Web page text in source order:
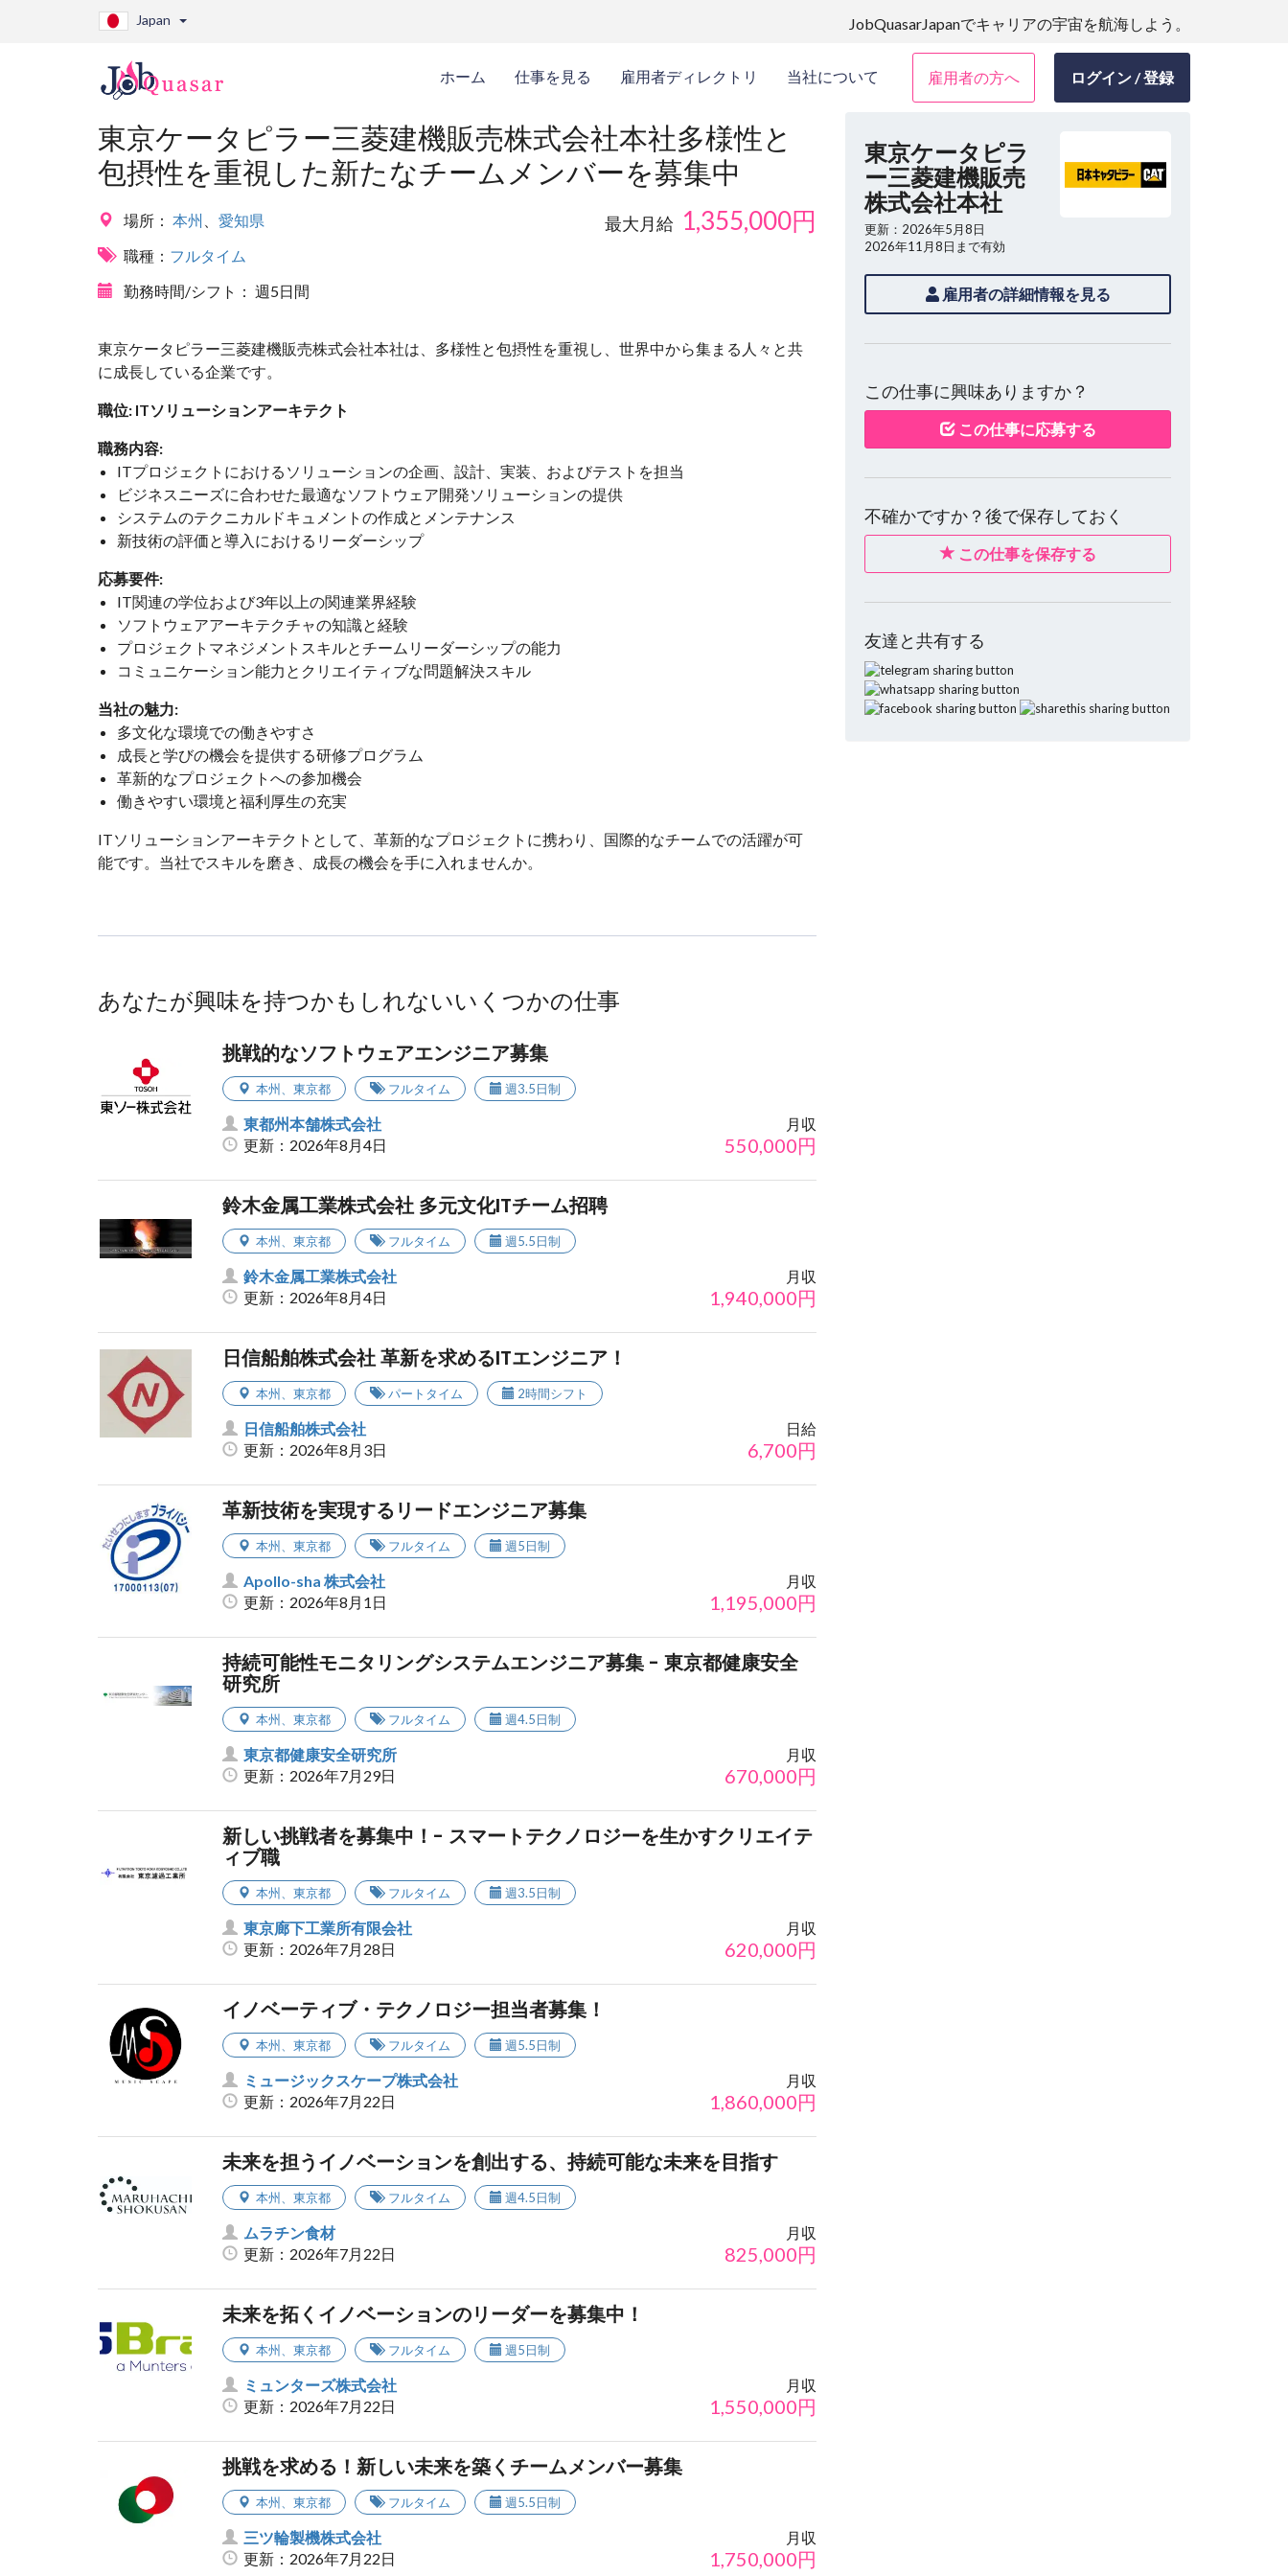
Japan JobQuasarJapanでキャリアの宇宙を航海しよう。
ホーム 仕事を見る 雇用者ディレクトリ 当社について 雇用者の方へ ログイン / 登録
東京ケータピラー三菱建機販売株式会社本社多様性と
包摂性を重視した新たなチームメンバーを募集中
場所： 本州
愛知県
職種： フルタイム
勤務時間/シフト： 週5日間
最大月給 1,355,000円
東京ケータピラー三菱建機販売株式会社本社は、多様性と包摂性を重視し、世界中から集まる人々と共
に成長している企業です。
職位: ITソリューションアーキテクト
職務内容:
ITプロジェクトにおけるソリューションの企画、設計、実装、およびテストを担当
ビジネスニーズに合わせた最適なソフトウェア開発ソリューションの提供
システムのテクニカルドキュメントの作成とメンテナンス
新技術の評価と導入におけるリーダーシップ
応募要件:
IT関連の学位および3年以上の関連業界経験
ソフトウェアアーキテクチャの知識と経験
プロジェクトマネジメントスキルとチームリーダーシップの能力
コミュニケーション能力とクリエイティブな問題解決スキル
当社の魅力:
多文化な環境での働きやすさ
成長と学びの機会を提供する研修プログラム
革新的なプロジェクトへの参加機会
働きやすい環境と福利厚生の充実
ITソリューションアーキテクトとして、革新的なプロジェクトに携わり、国際的なチームでの活躍が可
能です。当社でスキルを磨き、成長の機会を手に入れませんか。
あなたが興味を持つかもしれないいくつかの仕事
挑戦的なソフトウェアエンジニア募集
本州、 東京都 フルタイム 週3.5日制
東都州本舗株式会社
更新：2026年8月4日
月収
550,000円
鈴木金属工業株式会社 多元文化ITチーム招聘
本州、 東京都 フルタイム 週5.5日制
鈴木金属工業株式会社
更新：2026年8月4日
月収
1,940,000円
日信船舶株式会社 革新を求めるITエンジニア！
本州、 東京都 パートタイム 2時間シフト
日信船舶株式会社
更新：2026年8月3日
日給
6,700円
革新技術を実現するリードエンジニア募集
本州、 東京都 フルタイム 週5日制
Apollo-sha 株式会社
更新：2026年8月1日
月収
1,195,000円
持続可能性モニタリングシステムエンジニア募集 - 東京都健康安全
研究所
本州、 東京都 フルタイム 週4.5日制
東京都健康安全研究所
更新：2026年7月29日
月収
670,000円
新しい挑戦者を募集中！- スマートテクノロジーを生かすクリエイテ
ィブ職
本州、 東京都 フルタイム 週3.5日制
東京廊下工業所有限会社
更新：2026年7月28日
月収
620,000円
イノベーティブ・テクノロジー担当者募集！
本州、 東京都 フルタイム 週5.5日制
ミュージックスケープ株式会社
更新：2026年7月22日
月収
1,860,000円
未来を担うイノベーションを創出する、持続可能な未来を目指す
本州、 東京都 フルタイム 週4.5日制
ムラチン食材
更新：2026年7月22日
月収
825,000円
未来を拓くイノベーションのリーダーを募集中！
本州、 東京都 フルタイム 週5日制
ミュンターズ株式会社
更新：2026年7月22日
月収
1,550,000円
挑戦を求める！新しい未来を築くチームメンバー募集
本州、 東京都 フルタイム 週5.5日制
三ツ輪製機株式会社
更新：2026年7月22日
月収
1,750,000円
東京ケータピラ
ー三菱建機販売
株式会社本社
更新：2026年5月8日
2026年11月8日まで有効
雇用者の詳細情報を見る
この仕事に興味ありますか？
この仕事に応募する
不確かですか？後で保存しておく
この仕事を保存する
友達と共有する